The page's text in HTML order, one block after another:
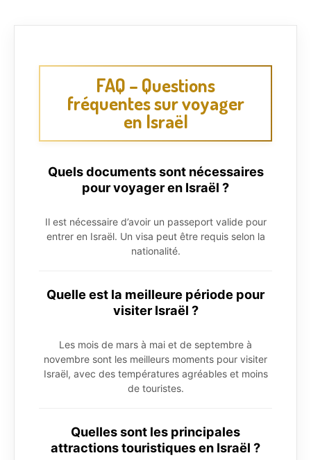
FAQ – Questions
fréquentes sur voyager
en Israël
Quels documents sont nécessaires
pour voyager en Israël ?
Il est nécessaire d’avoir un passeport valide pour
entrer en Israël. Un visa peut être requis selon la
nationalité.
Quelle est la meilleure période pour
visiter Israël ?
Les mois de mars à mai et de septembre à
novembre sont les meilleurs moments pour visiter
Israël, avec des températures agréables et moins
de touristes.
Quelles sont les principales
attractions touristiques en Israël ?